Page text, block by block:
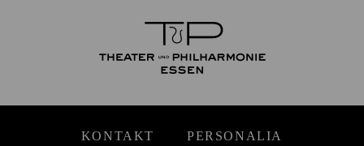
KONTAKT PERSONALIA